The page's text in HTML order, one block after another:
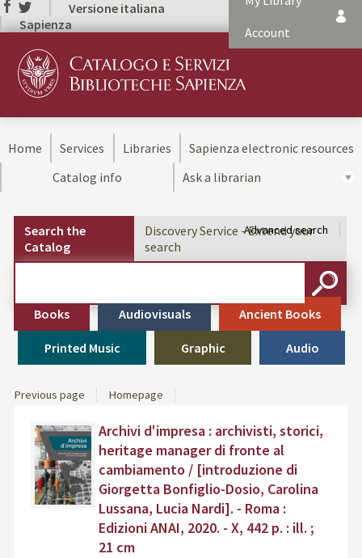
Versione italiana
Sapienza
Account
Home Services Libraries
Sapienza electronic resources
Catalog info
Ask a librarian
Search the
Catalog
Discovery Service - Extend your
search
Books Audiovisuals Ancient Books
Printed Music Graphic Audio
Advanced search
Previous page Homepage
del
documento
Archivi d'impresa : archivisti, storici,
heritage manager di fronte al
cambiamento / [introduzione di
Giorgetta Bonfiglio-Dosio, Carolina
Lussana, Lucia Nardi]. - Roma :
Edizioni ANAI, 2020. - X, 442 p. : ill. ;
21 cm